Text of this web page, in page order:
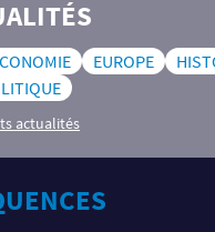
EUROPE
actualités